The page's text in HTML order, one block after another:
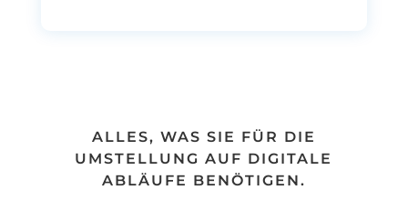
ALLES, WAS SIE FÜR DIE
UMSTELLUNG AUF DIGITALE
ABLÄUFE BENÖTIGEN.